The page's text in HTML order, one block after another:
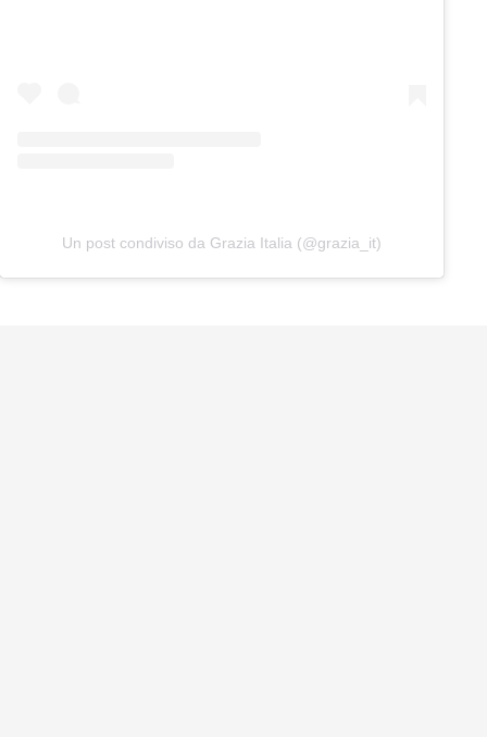
Un post condiviso da Grazia Italia (@grazia_it)